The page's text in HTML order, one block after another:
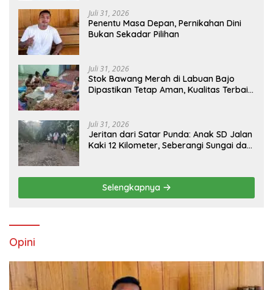
Juli 31, 2026
Penentu Masa Depan, Pernikahan Dini
Bukan Sekadar Pilihan
Juli 31, 2026
Stok Bawang Merah di Labuan Bajo
Dipastikan Tetap Aman, Kualitas Terbaik
Juli 31, 2026
Jeritan dari Satar Punda: Anak SD Jalan
Kaki 12 Kilometer, Seberangi Sungai dan
Selengkapnya
Opini